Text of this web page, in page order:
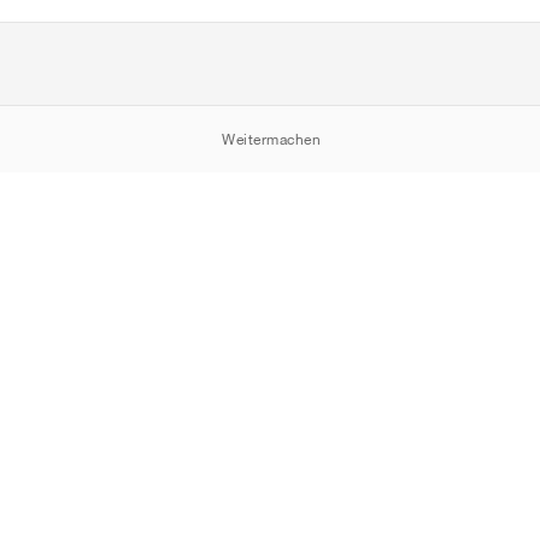
Weitermachen